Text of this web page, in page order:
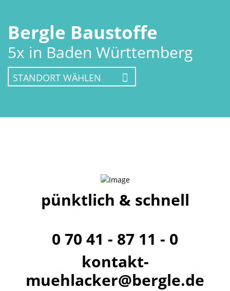
Bergle Baustoffe
5x in Baden Württemberg
pünktlich & schnell
0 70 41 - 87 11 - 0
kontakt-
muehlacker@bergle.de